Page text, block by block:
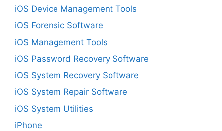
iOS Device Management Tools
iOS Forensic Software
iOS Management Tools
iOS Password Recovery Software
iOS System Recovery Software
iOS System Repair Software
iOS System Utilities
iPhone